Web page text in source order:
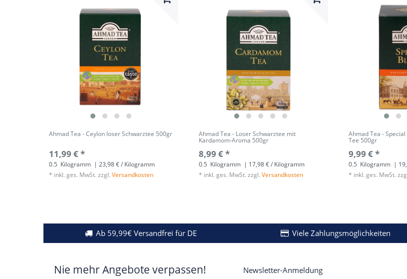
Ahmad Tea - Ceylon loser Schwarztee 500gr
11,99 € *
0.5 Kilogramm | 23,98 € / Kilogramm
* inkl. ges. MwSt. zzgl.Versandkosten
Ahmad Tea - Loser Schwarztee mit
Kardamom-Aroma 500gr
8,99 € *
0.5 Kilogramm | 17,98 € / Kilogramm
* inkl. ges. MwSt. zzgl.Versandkosten
Ahmad Tea -
Tee 500gr
9,99 € *
0.5 Kilogramm |
* inkl. ges. MwSt.
Ab 59,99€ Versandfrei für DE Viele Zahlungsmöglichkeiten
Nie mehr Angebote verpassen! Newsletter-Anmeldung